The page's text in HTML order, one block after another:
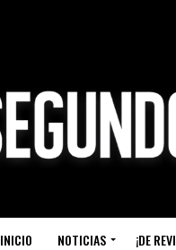
INICIO NOTICIAS ¡DE